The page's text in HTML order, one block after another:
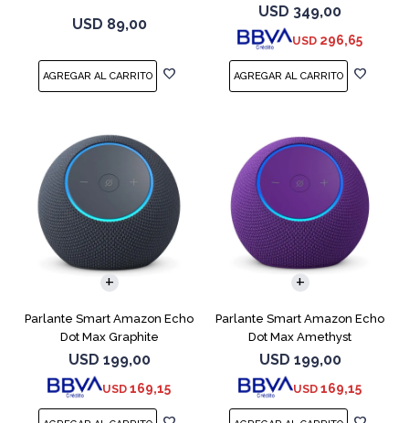
USD 89,00
Negro
USD 349,00
USD 296,65
Parlante Smart Amazon Echo
Dot Max Graphite
USD 199,00
USD 169,15
Parlante Smart Amazon Echo
Dot Max Amethyst
USD 199,00
USD 169,15